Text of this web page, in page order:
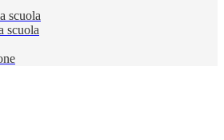
scuola
scuola